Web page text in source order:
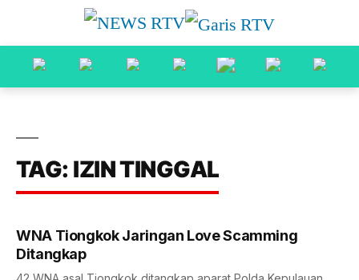
TAG: IZIN TINGGAL
WNA Tiongkok Jaringan Love Scamming
Ditangkap